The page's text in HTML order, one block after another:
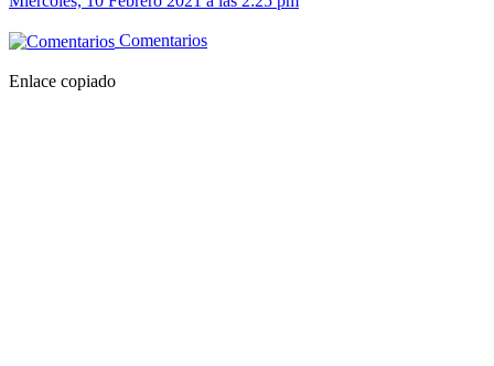
Comentarios
Enlace copiado